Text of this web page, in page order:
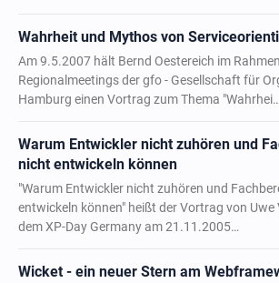
Wahrheit und Mythos von
Am 9.5.2007 hält Bernd Oestereich im
Regionalmeetings der gfo - Gesellschaft für
Hamburg einen Vortrag zum Thema "Wahrhei…
Warum Entwickler nicht zuhören und
nicht entwickeln können
"Warum Entwickler nicht zuhören und
entwickeln können" heißt der Vortrag von
dem XP-Day Germany am 21.11.2005…
Wicket - ein neuer Stern am